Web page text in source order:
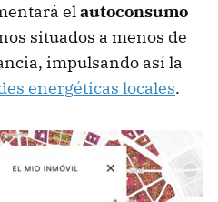
elautoconsumo
situados a menos de
impulsando así la
energéticas locales.